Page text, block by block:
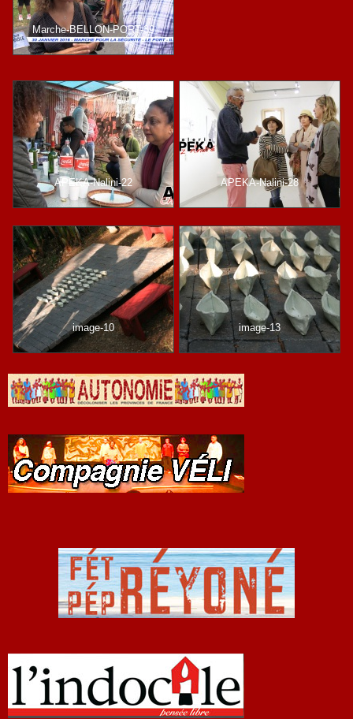
Marche-BELLON-PORT-39
APEKA-Nalini-22 APEKA-Nalini-28
image-10 image-13